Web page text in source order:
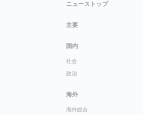
ニューストップ
主要
国内
社会
政治
海外
海外総合